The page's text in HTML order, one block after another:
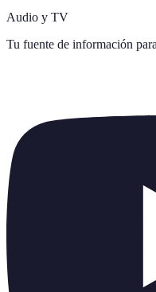
Audio y TV
Tu fuente de información